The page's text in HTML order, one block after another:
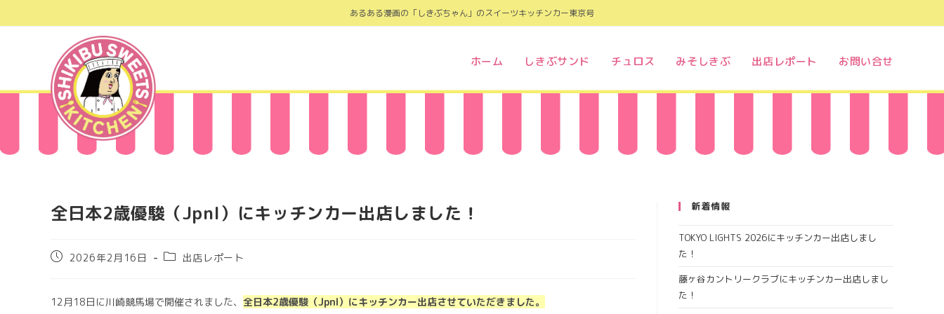
ン
へ
ッ
あるある漫画の「しきぶちゃん」のスイーツキッチンカー東京号
ホーム しきぶサンド チュロス みそしきぶ 出店レポート お問い合せ
全日本2歳優駿（Jpnl）にキッチンカー出店しました！
投
開
日:
2026年2月16日
投
テ
ゴ
出店レポート
12月18日に川崎競馬場で開催されました、 全日本2歳優駿（Jpnl）にキッチンカー出店させていただきました。
新着情報
TOKYO LIGHTS 2026にキッチンカー出店しまし
た！
藤ヶ谷カントリークラブにキッチンカー出店しまし
た！